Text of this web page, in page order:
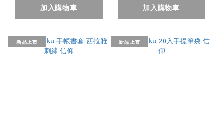
加入購物車 加入購物車
新品上市 新品上市